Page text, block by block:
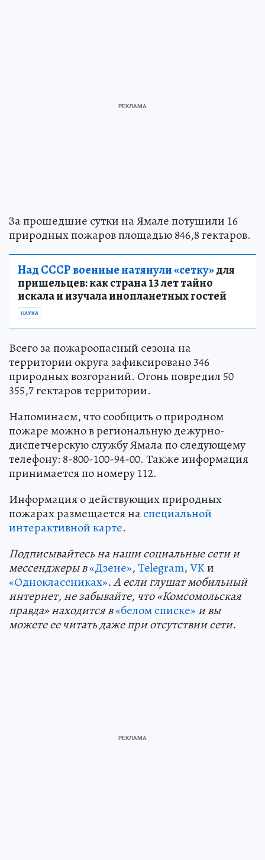
За прошедшие сутки на Ямале потушили 16
природных пожаров площадью 846,8 гектаров.
Над СССР военные натянули «сетку»для
пришельцев: как страна 13 лет тайно
искала и изучала инопланетных гостей
НАУКА
Всего за пожароопасный сезона на
территории округа зафиксировано 346
природных возгораний. Огонь повредил 50
355,7 гектаров территории.
Напоминаем, что сообщить о природном
пожаре можно в региональную дежурно-
диспетчерскую службу Ямала по следующему
телефону: 8-800-100-94-00. Также информация
принимается по номеру 112.
Информация о действующих природных
пожарах размещается наспециальной
интерактивной карте.
Подписывайтесь на наши социальные сети и
мессенджеры в«Дзене»,Telegram,VKи
«Одноклассниках». А если глушат мобильный
интернет, не забывайте, что «Комсомольская
правда» находится в«белом списке» и вы
можете ее читать даже при отсутствии сети.